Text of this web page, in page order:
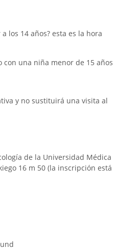
los 14 años? esta es la hora
con una niña menor de 15 años
y no sustituirá una visita al
de la Universidad Médica
16 m 50 (la inscripción está